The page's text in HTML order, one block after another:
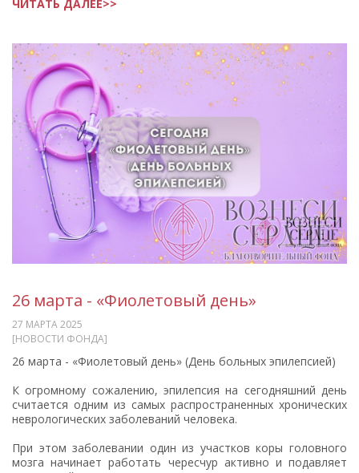
ЧИТАТЬ ДАЛЕЕ>>
26 марта - «Фиолетовый день»
27 МАРТА 2025
[НОВОСТИ ФОНДА]
26 марта - «Фиолетовый день» (День больных эпилепсией)
К огромному сожалению, эпилепсия на сегодняшний день
считается одним из самых распространенных хронических
неврологических заболеваний человека.
При этом заболевании один из участков коры головного
мозга начинает работать чересчур активно и подавляет